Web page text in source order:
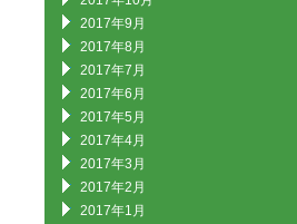
2017年9月
2017年8月
2017年7月
2017年6月
2017年5月
2017年4月
2017年3月
2017年2月
2017年1月